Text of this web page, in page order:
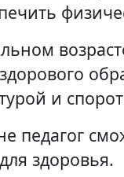
и
педагог
здоровья.